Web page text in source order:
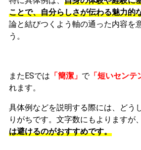
ことで、自分らしさが伝わる魅力的
論と結びつくよう軸の通った内容を
う。
またESでは 「簡潔」 で「短いセンテ
れます。
具体例などを説明する際には、どう
りがちです。文字数にもよりますが、
は避けるのがおすすめです。